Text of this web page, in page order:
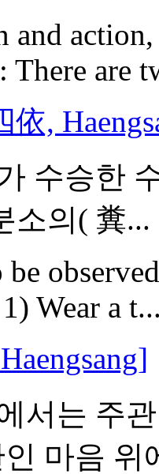
and
There are
依,
수승한
소의( 糞...
Wear a
서는 주
마음 위